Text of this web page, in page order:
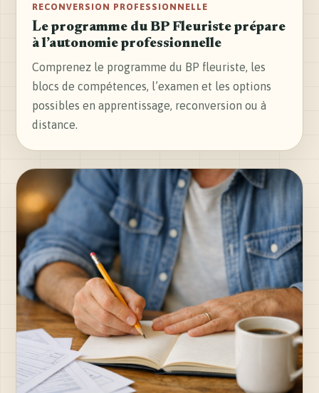
RECONVERSION PROFESSIONNELLE
Le programme du BP Fleuriste prépare
à l’autonomie professionnelle
Comprenez le programme du BP fleuriste, les
blocs de compétences, l’examen et les options
possibles en apprentissage, reconversion ou à
distance.